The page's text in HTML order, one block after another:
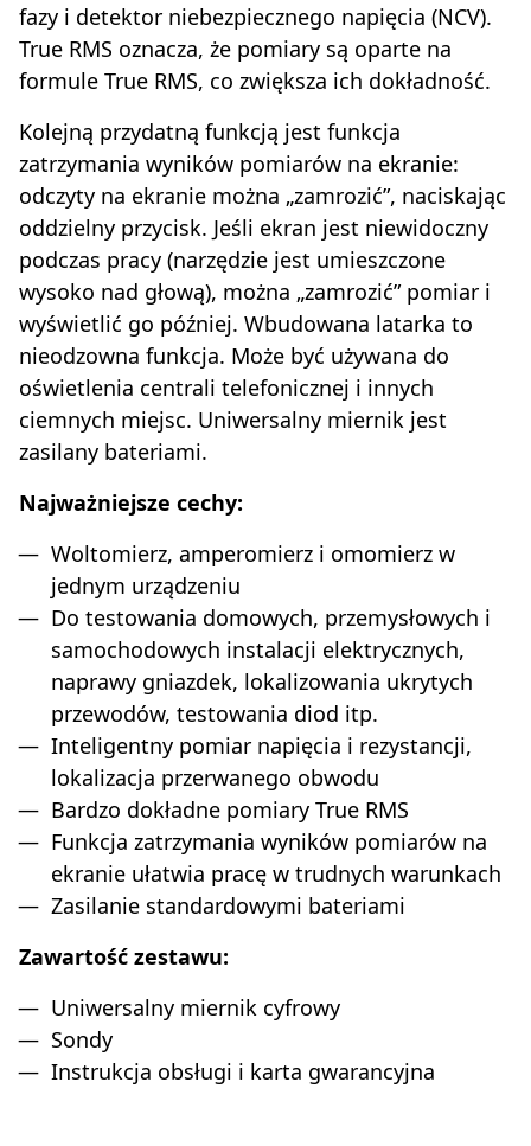
fazy i detektor niebezpiecznego napięcia (NCV).
True RMS oznacza, że pomiary są oparte na
formule True RMS, co zwiększa ich dokładność.
Kolejną przydatną funkcją jest funkcja
zatrzymania wyników pomiarów na ekranie:
odczyty na ekranie można „zamrozić”, naciskając
oddzielny przycisk. Jeśli ekran jest niewidoczny
podczas pracy (narzędzie jest umieszczone
wysoko nad głową), można „zamrozić” pomiar i
wyświetlić go później. Wbudowana latarka to
nieodzowna funkcja. Może być używana do
oświetlenia centrali telefonicznej i innych
ciemnych miejsc. Uniwersalny miernik jest
zasilany bateriami.
Najważniejsze cechy:
Woltomierz, amperomierz i omomierz w
jednym urządzeniu
Do testowania domowych, przemysłowych i
samochodowych instalacji elektrycznych,
naprawy gniazdek, lokalizowania ukrytych
przewodów, testowania diod itp.
Inteligentny pomiar napięcia i rezystancji,
lokalizacja przerwanego obwodu
Bardzo dokładne pomiary True RMS
Funkcja zatrzymania wyników pomiarów na
ekranie ułatwia pracę w trudnych warunkach
Zasilanie standardowymi bateriami
Zawartość zestawu:
Uniwersalny miernik cyfrowy
Sondy
Instrukcja obsługi i karta gwarancyjna